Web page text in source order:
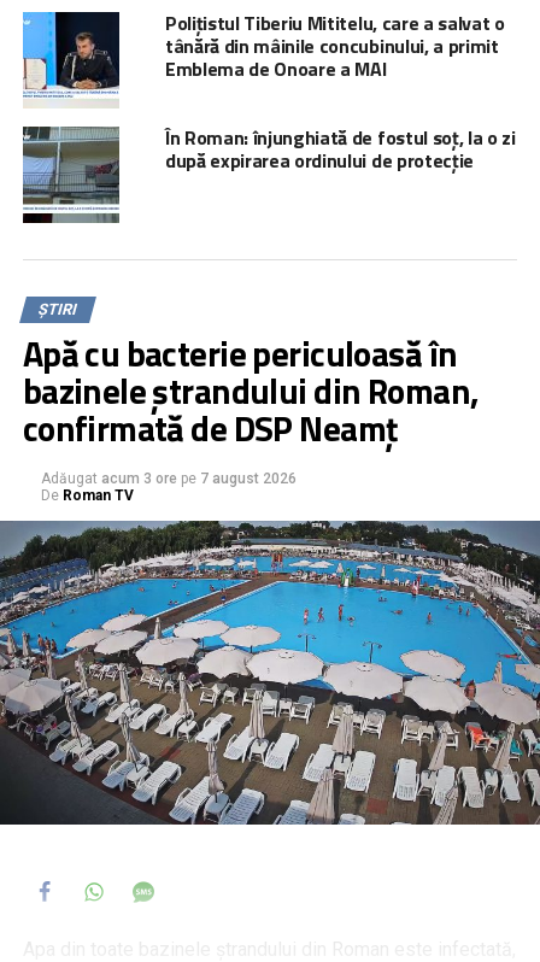
Polițistul Tiberiu Mititelu, care a salvat o
tânără din mâinile concubinului, a primit
Emblema de Onoare a MAI
În Roman: înjunghiată de fostul soț, la o zi
după expirarea ordinului de protecție
ȘTIRI
Apă cu bacterie periculoasă în
bazinele ștrandului din Roman,
confirmată de DSP Neamț
Adăugat acum 3 ore pe 7 august 2026
De Roman TV